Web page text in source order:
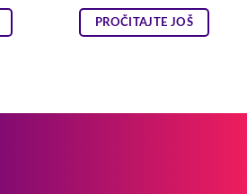
PROČITAJTE JOŠ